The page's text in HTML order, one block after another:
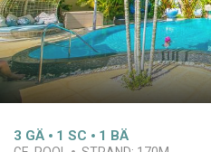
3 GÄ 1 SC 1 BÄ